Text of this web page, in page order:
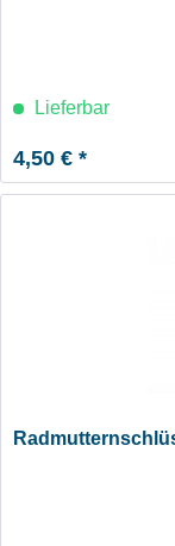
Lieferbar
4,50 € *